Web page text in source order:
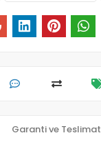
Garanti ve Teslimat